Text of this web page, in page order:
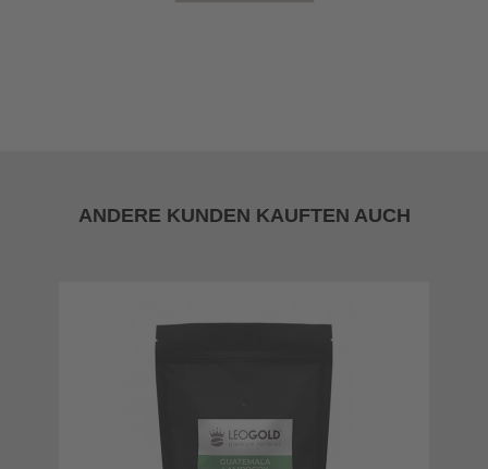
ANDERE KUNDEN KAUFTEN AUCH